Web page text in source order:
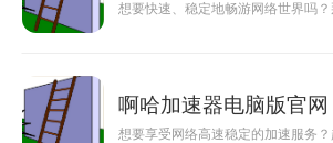
想要快速、稳定地畅游网络世界吗
啊哈加速器电脑版官网
想要享受网络高速稳定的加速服务